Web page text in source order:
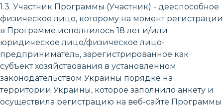
1.3. Участник Программы (Участник) - дееспособное
физическое лицо, которому на момент регистрации
в Программе исполнилось 18 лет и/или
юридическое лицо/физическое лицо-
предприниматель, зарегистрированное как
субъект хозяйствования в установленном
законодательством Украины порядке на
территории Украины, которое заполнило анкету и
осуществила регистрацию на веб-сайте Программы